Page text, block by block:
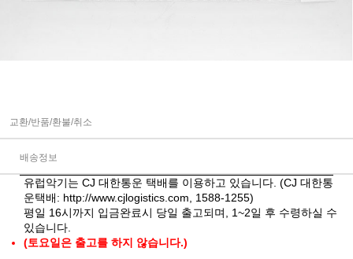
교환/반품/환불/취소
배송정보
유럽악기는 CJ 대한통운 택배를 이용하고 있습니다. (CJ 대한통
운택배: http://www.cjlogistics.com , 1588-1255)
평일 16시까지 입금완료시 당일 출고되며, 1~2일 후 수령하실 수
있습니다.
(토요일은 출고를 하지 않습니다.)